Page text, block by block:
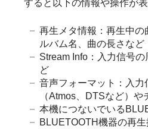
すると以下の情報や操作が表
再生メタ情報：再生中
ルバム名、曲の長さなど
Stream Info：入力信号
ど
音声フォーマット：入力
（Atmos DTSなど）や
本機につないでいる
BLUETOOTH機器の再